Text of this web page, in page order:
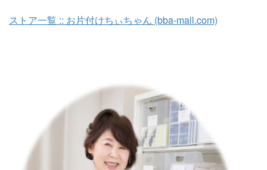
ストア一覧 :: お片付けちぃちゃん (bba-mall.com)